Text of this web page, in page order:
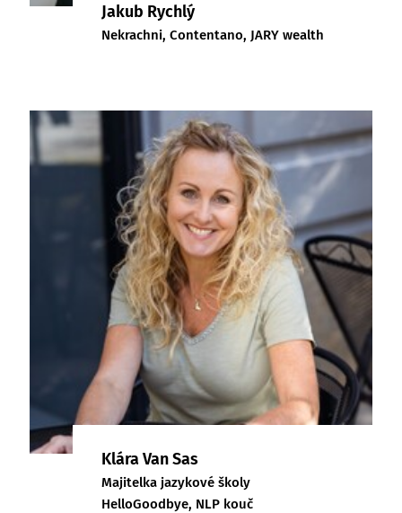
Jakub Rychlý
Nekrachni, Contentano, JARY wealth
Klára Van Sas
Majitelka jazykové školy
HelloGoodbye, NLP kouč